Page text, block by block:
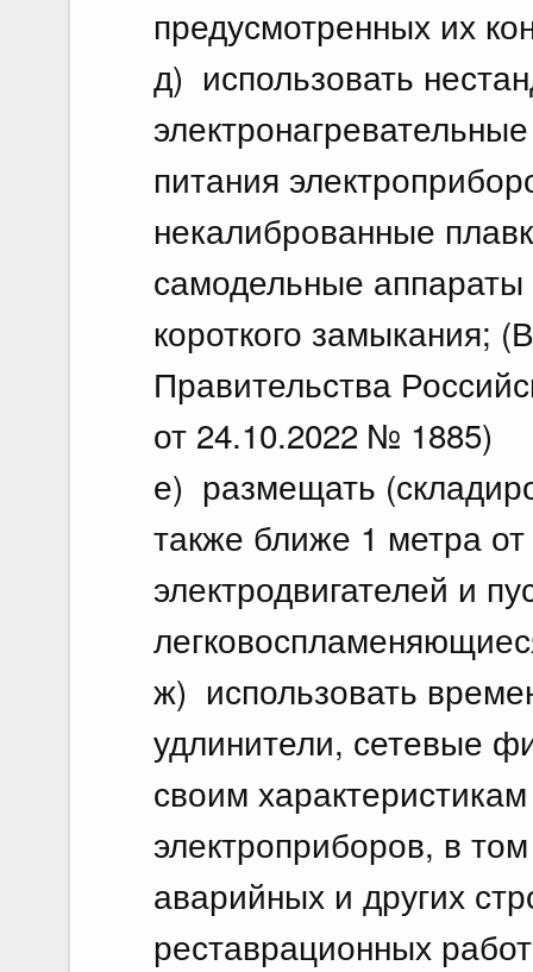
предусмотренных их
д) использовать
питания
некалиброванные
самодельные
короткого замыкания;
Правительства
от 24.10.2022 № 1885)
е) размещать
также ближе 1 метра
электродвигателей и
ж) использовать
удлинители, сетевые
своим
электроприборов, в
аварийных и других
реставрационных